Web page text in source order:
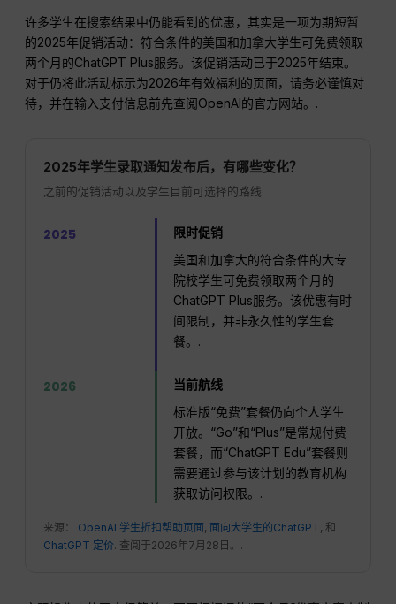
许多学生在搜索结果中仍能看到的优惠，其实是一项为期短暂
的2025年促销活动：符合条件的美国和加拿大学生可免费领取
两个月的ChatGPT Plus服务。该促销活动已于2025年结束。
对于仍将此活动标示为2026年有效福利的页面，请务必谨慎对
待，并在输入支付信息前先查阅OpenAI的官方网站。.
2025年学生录取通知发布后，有哪些变化？
之前的促销活动以及学生目前可选择的路线
2025 限时促销
美国和加拿大的符合条件的大专
院校学生可免费领取两个月的
ChatGPT Plus服务。该优惠有时
间限制，并非永久性的学生套
餐。.
2026 当前航线
标准版“免费”套餐仍向个人学生
开放。“Go”和“Plus”是常规付费
套餐，而“ChatGPT Edu”套餐则
需要通过参与该计划的教育机构
获取访问权限。.
来源： OpenAI 学生折扣帮助页面, 面向大学生的ChatGPT, 和
ChatGPT 定价. 查阅于2026年7月28日。.